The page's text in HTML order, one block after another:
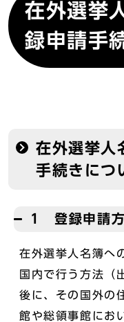
在外選挙
録申請手
在外選挙
手続きにつ
1 登録申請
在外選挙人名簿へ
国内で行う方法（
後に、その国外の
館や総領事館にお